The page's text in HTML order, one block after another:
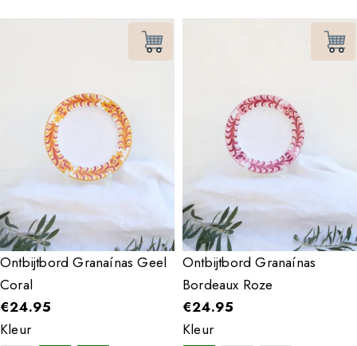
Ontbijtbord Granaínas Geel
Coral
€24.95
Kleur
Ontbijtbord Granaínas
Bordeaux Roze
€24.95
Kleur